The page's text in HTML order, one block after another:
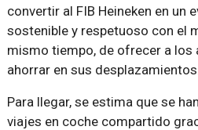
convertir al FIB Heineken en un
sostenible y respetuoso con el
mismo tiempo, de ofrecer a
ahorrar en sus
Para llegar, se estima que se
viajes en coche compartido